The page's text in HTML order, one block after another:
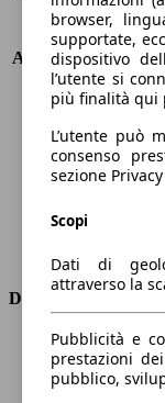
KW (PS)
Accelerazione (0-
Velocità massima
Numero di
Coppia
Cilindrata
Carburante
Trasmissione
Dimensioni
Altezza
Larghezza
browser,
supportate,
dispositivo
l’utente si
più finalità qui
L’utente può
consenso
sezione
Scopi
Dati di
attraverso la
Pubblicità e
prestazioni
pubblico,